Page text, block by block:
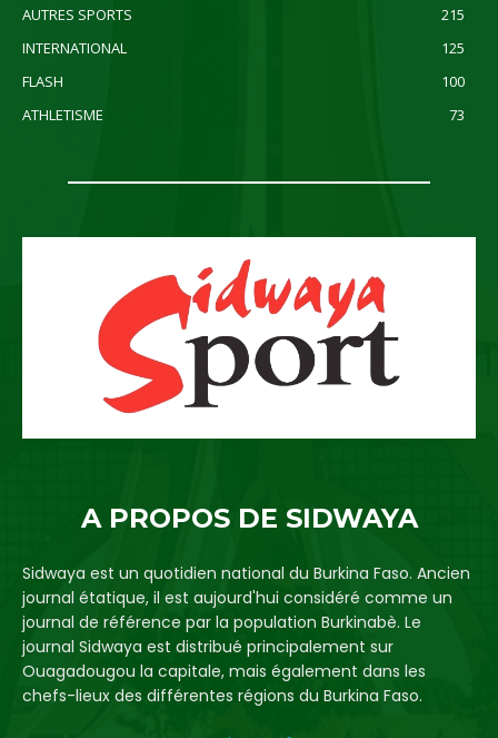
AUTRES SPORTS
215
INTERNATIONAL
125
FLASH
100
ATHLETISME
73
A PROPOS DE SIDWAYA
Sidwaya est un quotidien national du Burkina Faso. Ancien
journal étatique, il est aujourd'hui considéré comme un
journal de référence par la population Burkinabè. Le
journal Sidwaya est distribué principalement sur
Ouagadougou la capitale, mais également dans les
chefs-lieux des différentes régions du Burkina Faso.